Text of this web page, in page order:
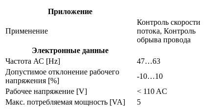
Приложение
Применение
Контроль скорости
потока, Контроль
обрыва провода
Электронные данные
Частота АС [Hz]
47…63
Допустимое отклонение рабочего
напряжения [%]
-10…10
Рабочее напряжение [V]
< 110 AC
Макс. потребляемая мощность [VA]
5